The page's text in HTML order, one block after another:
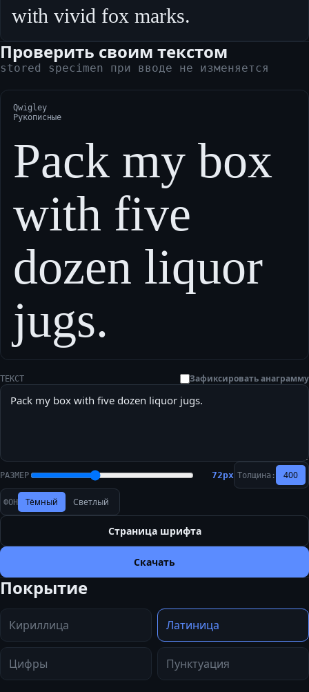
with vivid fox marks.
Проверить своим текстом
stored specimen при вводе не изменяется
Qwigley
Рукописные
Pack my box
with five
dozen liquor
jugs.
ТЕКСТ Зафиксировать анаграмму
РАЗМЕР 72px Толщина: 400
ФОН Тёмный Светлый
Страница шрифта
Скачать
Покрытие
Кириллица Латиница
Цифры Пунктуация